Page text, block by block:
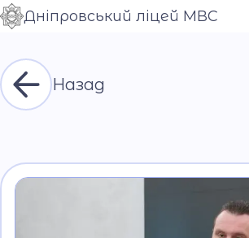
Контраст
Шрифт
Дніпровський ліцей МВС
Назад